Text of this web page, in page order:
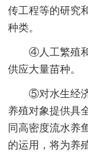
传工程等的研究
种类。
④人工繁殖和
供应大量苗种。
⑤对水生经济
养殖对象提供具
同高密度流水养
的运用，将为养